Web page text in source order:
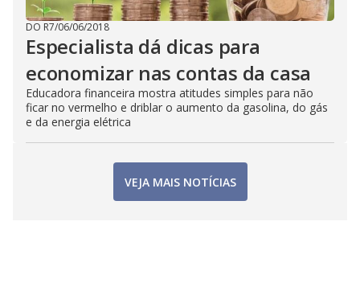
DO R7/06/06/2018
Especialista dá dicas para
economizar nas contas da casa
Educadora financeira mostra atitudes simples para não
ficar no vermelho e driblar o aumento da gasolina, do gás
e da energia elétrica
VEJA MAIS NOTÍCIAS